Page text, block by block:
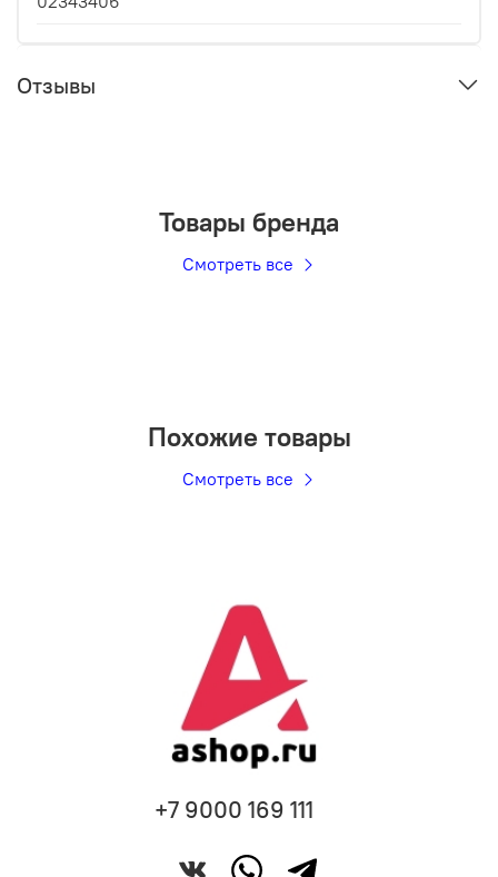
Отзывы
Товары бренда
Смотреть все
Похожие товары
Смотреть все
+7 9000 169 111